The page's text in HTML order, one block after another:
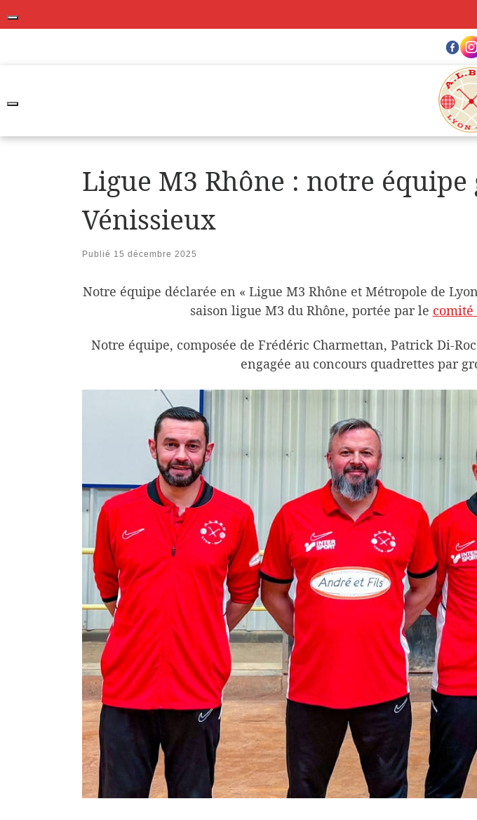
Ligue M3 Rhône : notre
Vénissieux
Publié 15 décembre 2025
Notre équipe déclarée en « Ligue M3 Rhône et Métropole de
saison ligue M3 du Rhône, portée par le comité
Notre équipe, composée de Frédéric Charmettan, Patrick Di-
engagée au concours quadrettes par